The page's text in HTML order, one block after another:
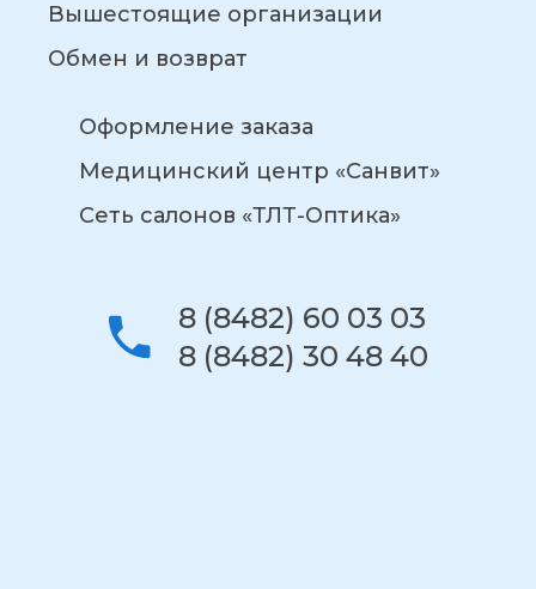
Вышестоящие организации
Обмен и возврат
Оформление заказа
Медицинский центр «Санвит»
Сеть салонов «ТЛТ-Оптика»
8 (8482) 60 03 03
8 (8482) 30 48 40